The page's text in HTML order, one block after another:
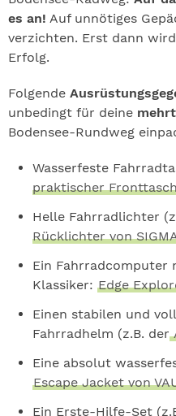
es an! Auf unnötiges
verzichten. Erst dann
Erfolg.
Folgende
unbedingt für deine
Bodensee-Rundweg
Wasserfeste
praktischer
Helle Fahrradlichter
Rücklichter von
Ein Fahrradcomputer
Klassiker: Edge
Einen stabilen und
Fahrradhelm (z.B. der
Eine absolut
Escape Jacket von
Ein Erste-Hilfe-Set